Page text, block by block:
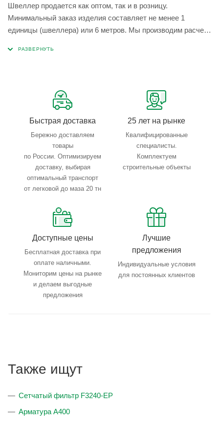
Швеллер продается как оптом, так и в розницу.
Минимальный заказ изделия составляет не менее 1
единицы (швеллера) или 6 метров. Мы производим расчет
Быстрая доставка
Бережно доставляем
товары
по России. Оптимизируем
доставку, выбирая
оптимальный транспорт
от легковой до маза 20 тн
25 лет на рынке
Квалифицированные
специалисты.
Комплектуем
строительные объекты
Доступные цены
Бесплатная доставка при
оплате наличными.
Мониторим цены на рынке
и делаем выгодные
предложения
Лучшие
предложения
Индивидуальные условия
для постоянных клиентов
Также ищут
Сетчатый фильтр F3240-EP
Арматура А400